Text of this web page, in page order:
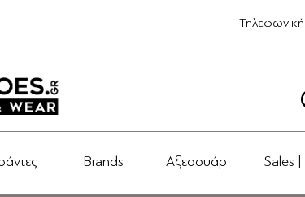
Brands Αξεσουάρ Sales